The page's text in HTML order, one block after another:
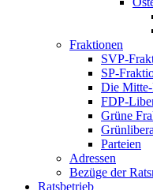
Fraktionen
SVP-
SP-
Die
FDP-
Grüne
Parteien
Adressen
Bezüge der
Ratsbetrieb